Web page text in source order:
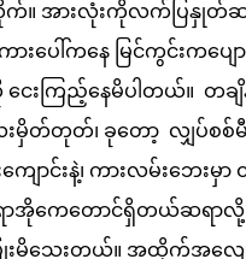
။ အားလုံးကိုလက်ပြနှုတ်ဆ
းပေါ်ကနေ မြင်ကွင်းကပျ
းကြည့်နေမိပါတယ်။ တချိ
မှိတ်တုတ်၊ ခုတော့ လျှပ်စစ်မီ
ာင်းနဲ့၊ ကားလမ်းဘေးမှာ
ာအိုကေတောင်ရှိတယ်ဆရာလို့
ြုးမိသေးတယ်။ အထိုက်အလျ